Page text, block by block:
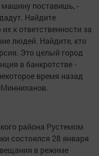
машину поставишь, -
Найдите
к ответственности за
людей. Найдите, кто
Это целый город
в банкротстве -
время назад
района Рустемом
состоялся 28 января
в режиме